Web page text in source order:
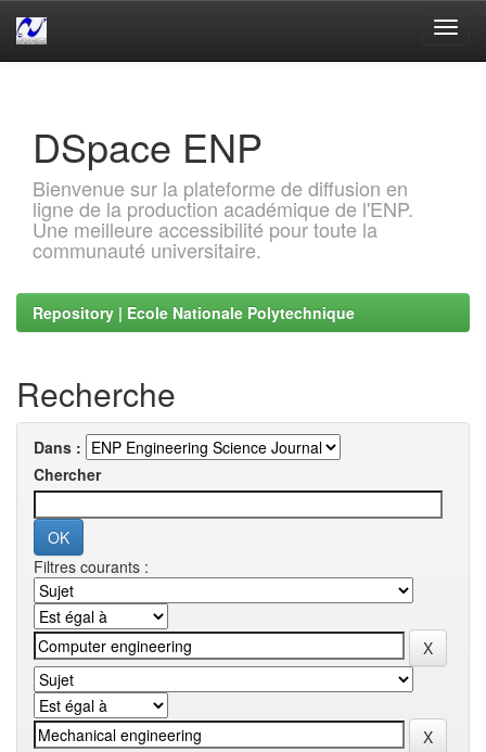
DSpace ENP
Bienvenue sur la plateforme de diffusion en
ligne de la production académique de l'ENP.
Une meilleure accessibilité pour toute la
communauté universitaire.
Repository | Ecole Nationale Polytechnique
Recherche
Dans :
Chercher
Filtres courants :